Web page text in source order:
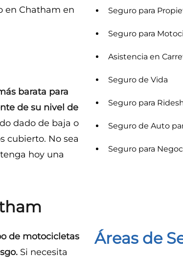
en Chatham en
barata para
de su nivel de
dado de baja o
cubierto. No sea
hoy una
de motocicletas
Si necesita
Seguro para
Seguro para
Asistencia en
Seguro de Vida
Seguro para
Seguro de Auto
Seguro para
Áreas de